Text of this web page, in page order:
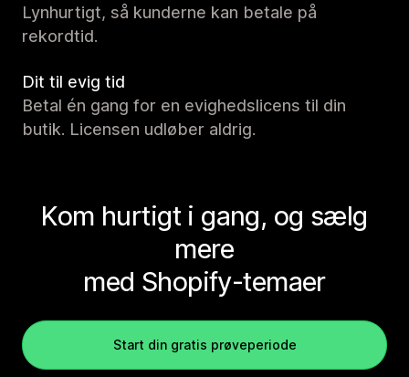
Lynhurtigt, så kunderne kan betale på
rekordtid.
Dit til evig tid
Betal én gang for en evighedslicens til din
butik. Licensen udløber aldrig.
Kom hurtigt i gang, og sælg
mere
med Shopify-temaer
Start din gratis prøveperiode